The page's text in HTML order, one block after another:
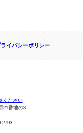
ライバシーポリシー
ください
21番地の3
2793